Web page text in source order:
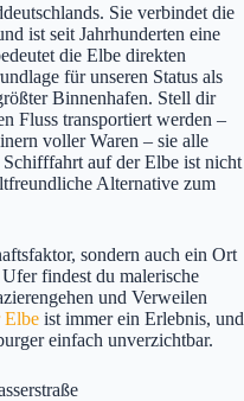
Sie verbindet die
ist seit Jahrhunderten eine
die Elbe direkten
für unseren Status als
Binnenhafen. Stell dir
Fluss transportiert werden –
voller Waren – sie alle
auf der Elbe ist nicht
Alternative zum
sondern auch ein Ort
findest du malerische
und Verweilen
Elbe ist immer ein Erlebnis, und
einfach unverzichtbar.